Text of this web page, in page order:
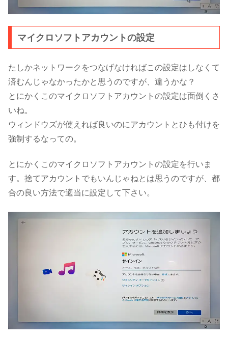
マイクロソフトアカウントの設定
たしかネットワークをつなげなければこの設定はしなくて
済むんじゃなかったかと思うのですが、違うかな？
とにかくこのマイクロソフトアカウントの設定は面倒くさ
いね。
ウィンドウズが使えれば良いのにアカウントとひも付けを
強制するなっての。
とにかくこのマイクロソフトアカウントの設定を行いま
す。捨てアカウントでもいんじゃねとは思うのですが、都
合の良い方法で適当に設定して下さい。